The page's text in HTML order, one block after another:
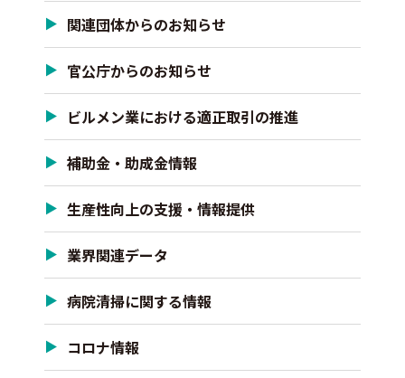
関連団体からのお知らせ
官公庁からのお知らせ
ビルメン業における適正取引の推進
補助金・助成金情報
生産性向上の支援・情報提供
業界関連データ
病院清掃に関する情報
コロナ情報